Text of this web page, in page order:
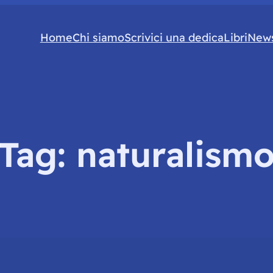
HomeChi siamoScrivici una dedicaLibri
Tag: